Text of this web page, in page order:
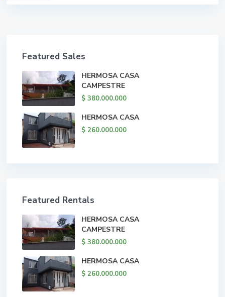
Featured Sales
HERMOSA CASA
CAMPESTRE
$ 380.000.000
HERMOSA CASA
$ 260.000.000
Featured Rentals
HERMOSA CASA
CAMPESTRE
$ 380.000.000
HERMOSA CASA
$ 260.000.000